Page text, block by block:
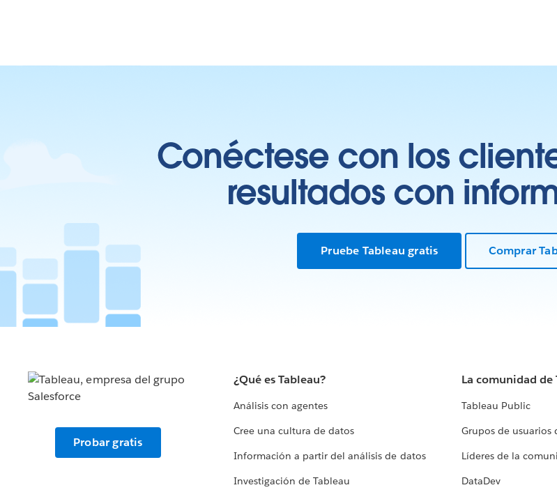
Conéctese con los
resultados con
Pruebe Tableau gratis Comprar
Probar gratis
¿Qué es Tableau?
Análisis con agentes
Cree una cultura de datos
Información a partir del análisis de datos
Investigación de Tableau
La comunidad de
Tableau Public
Grupos de usuarios
Líderes de la
DataDev